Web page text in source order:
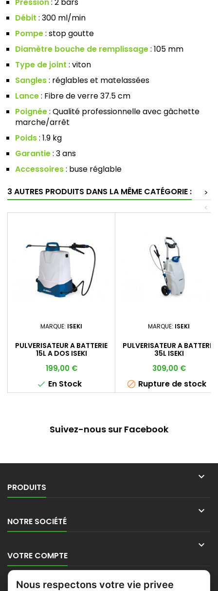
Débit : 300 ml/min
Pompe: stop goutte
Diamètre bouche de remplissage: 105 mm
Type de joint : viton
Sangles: réglables et matelassées
Lance: Fibre de verre 37.5 cm
Poignée: Qualité professionnelle avec gâchette
marche/arrêt
Poids: 1.9 kg
Garantie: 3 ans
Accessoires: buse réglable
3 AUTRES PRODUITS DANS LA MÊME CATÉGORIE :
>
<
MARQUE: ISEKI
PULVERISATEUR A BATTERIE
15L A DOS ISEKI
Prix
199,00 €
 En Stock
MARQUE: ISEKI
PULVERISATEUR A BATTERIE
35L ISEKI
Prix
309,00 €
 Rupture de stock
Suivez-nous sur Facebook
PRODUITS

NOTRE SOCIÉTÉ

VOTRE COMPTE

Nous respectons votre vie privee